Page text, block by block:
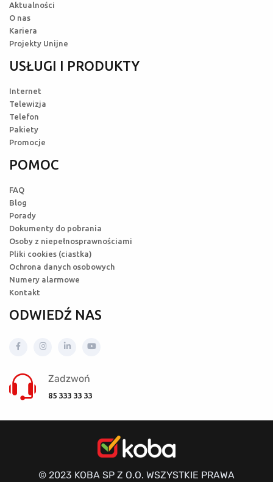
Aktualności
O nas
Kariera
Projekty Unijne
USŁUGI I PRODUKTY
Internet
Telewizja
Telefon
Pakiety
Promocje
POMOC
FAQ
Blog
Porady
Dokumenty do pobrania
Osoby z niepełnosprawnościami
Pliki cookies (ciastka)
Ochrona danych osobowych
Numery alarmowe
Kontakt
ODWIEDŹ NAS
Zadzwoń
85 333 33 33
© 2023 KOBA SP Z O.O. WSZYSTKIE PRAWA